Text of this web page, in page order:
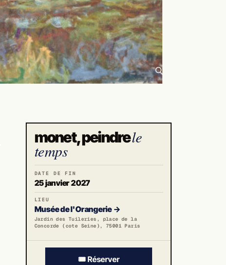
monet, peindrele
temps
DATE DE FIN
25 janvier 2027
LIEU
Musée de l'Orangerie →
Jardin des Tuileries, place de la
Concorde (cote Seine), 75001 Paris
🎟️ Réserver